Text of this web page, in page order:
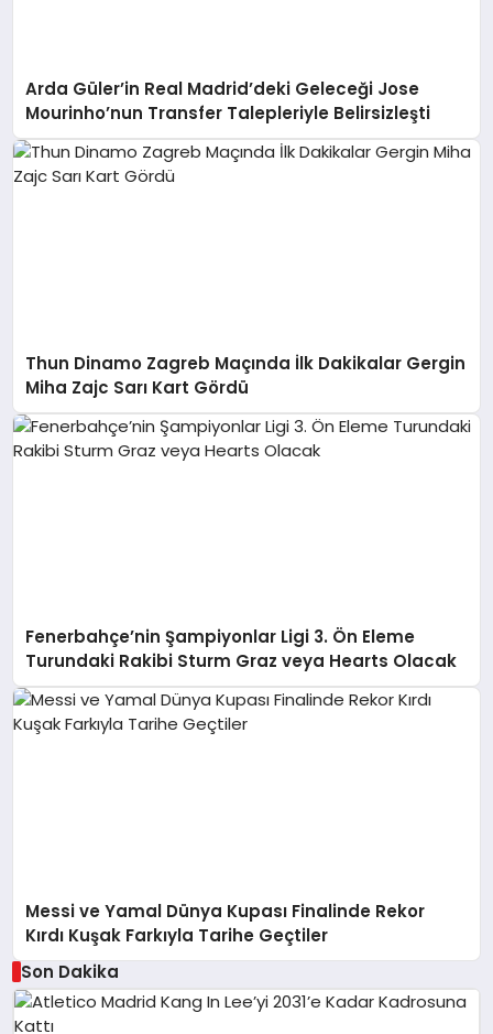
Arda Güler’in Real Madrid’deki Geleceği Jose
Mourinho’nun Transfer Talepleriyle Belirsizleşti
Thun Dinamo Zagreb Maçında İlk Dakikalar Gergin
Miha Zajc Sarı Kart Gördü
Fenerbahçe’nin Şampiyonlar Ligi 3. Ön Eleme
Turundaki Rakibi Sturm Graz veya Hearts Olacak
Messi ve Yamal Dünya Kupası Finalinde Rekor
Kırdı Kuşak Farkıyla Tarihe Geçtiler
Son Dakika